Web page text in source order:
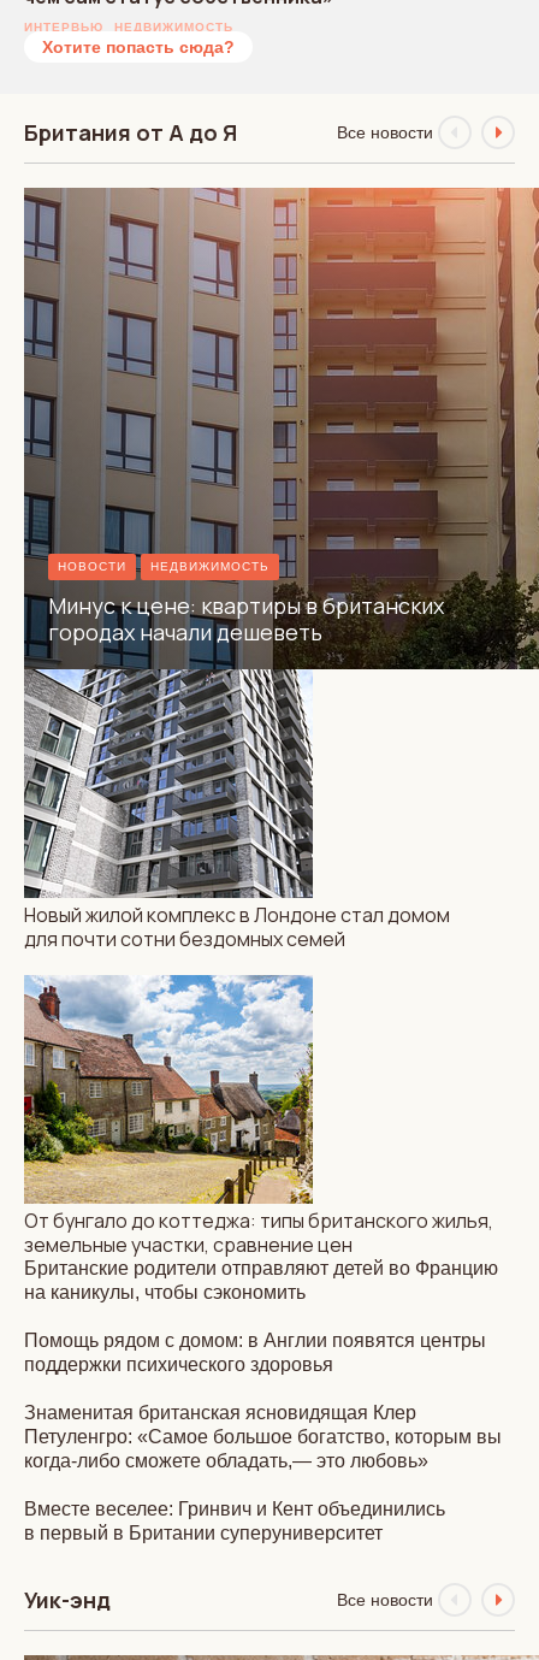
ИНТЕРВЬЮ НЕДВИЖИМОСТЬ
Хотите попасть сюда?
Британия от А до Я Все новости
НОВОСТИ НЕДВИЖИМОСТЬ
Минус к цене: квартиры в британских
городах начали дешеветь
Новый жилой комплекс в Лондоне стал домом
для почти сотни бездомных семей
От бунгало до коттеджа: типы британского жилья,
земельные участки, сравнение цен
Британские родители отправляют детей во Францию
на каникулы, чтобы сэкономить
Помощь рядом с домом: в Англии появятся центры
поддержки психического здоровья
Знаменитая британская ясновидящая Клер
Петуленгро: «Самое большое богатство, которым вы
когда-либо сможете обладать,— это любовь»
Вместе веселее: Гринвич и Кент объединились
в первый в Британии суперуниверситет
Уик-энд Все новости